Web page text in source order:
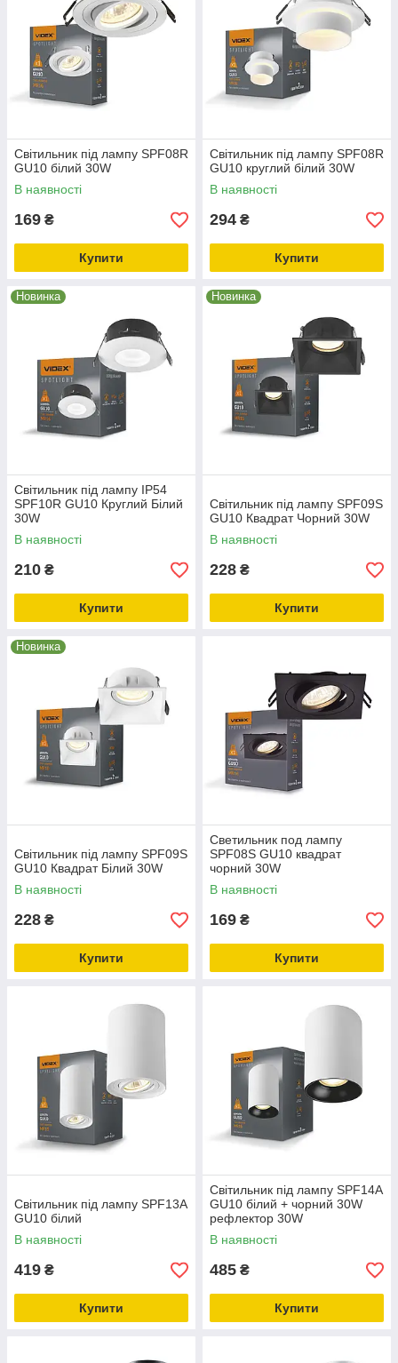
Світильник під лампу SPF08R
GU10 білий 30W
В наявності
169 ₴
Купити
Світильник під лампу SPF08R
GU10 круглий білий 30W
В наявності
294 ₴
Купити
Новинка
Світильник під лампу IP54
SPF10R GU10 Круглий Білий
30W
В наявності
210 ₴
Купити
Новинка
Світильник під лампу SPF09S
GU10 Квадрат Чорний 30W
В наявності
228 ₴
Купити
Новинка
Світильник під лампу SPF09S
GU10 Квадрат Білий 30W
В наявності
228 ₴
Купити
Светильник под лампу
SPF08S GU10 квадрат
чорний 30W
В наявності
169 ₴
Купити
Світильник під лампу SPF13A
GU10 білий
В наявності
419 ₴
Купити
Світильник під лампу SPF14A
GU10 білий + чорний 30W
рефлектор 30W
В наявності
485 ₴
Купити